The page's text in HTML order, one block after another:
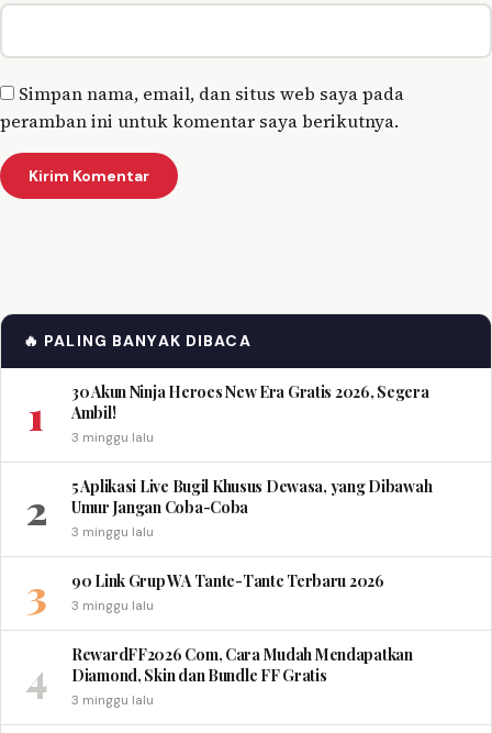
Simpan nama, email, dan situs web saya pada
peramban ini untuk komentar saya berikutnya.
🔥 PALING BANYAK DIBACA
1
30 Akun Ninja Heroes New Era Gratis 2026, Segera
Ambil!
3 minggu lalu
2
5 Aplikasi Live Bugil Khusus Dewasa, yang Dibawah
Umur Jangan Coba-Coba
3 minggu lalu
3 90 Link Grup WA Tante-Tante Terbaru 2026
3 minggu lalu
4
RewardFF2026 Com, Cara Mudah Mendapatkan
Diamond, Skin dan Bundle FF Gratis
3 minggu lalu